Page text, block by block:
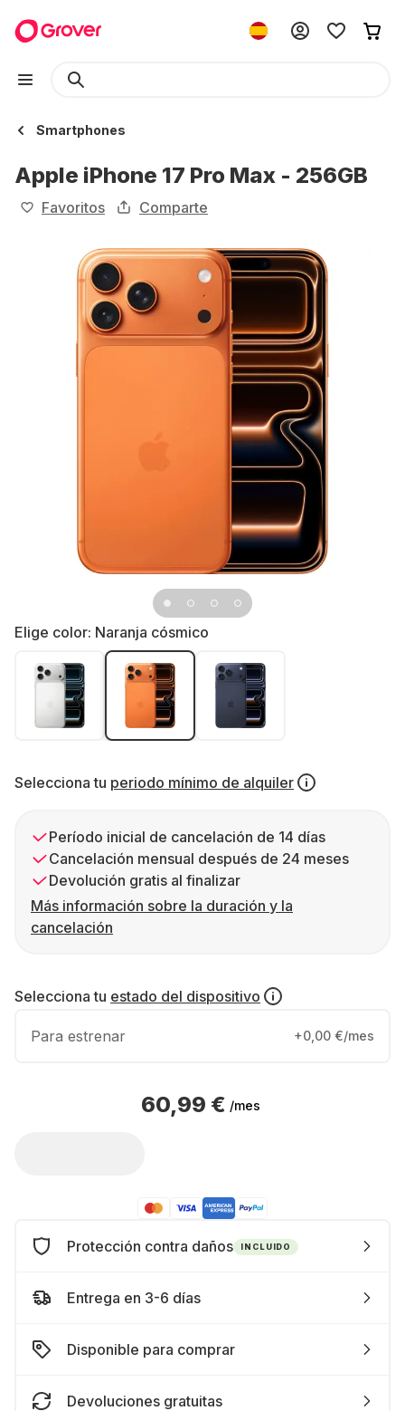
Smartphones
Apple iPhone 17 Pro Max - 256GB
Favoritos Comparte
Elige color: Naranja cósmico
Selecciona tu periodo mínimo de alquiler
Período inicial de cancelación de 14 días
Cancelación mensual después de 24 meses
Devolución gratis al finalizar
Más información sobre la duración y la
cancelación
Selecciona tu estado del dispositivo
Para estrenar +0,00 €/mes
60,99 € /mes
Protección contra daños INCLUIDO
Entrega en 3-6 días
Disponible para comprar
Devoluciones gratuitas